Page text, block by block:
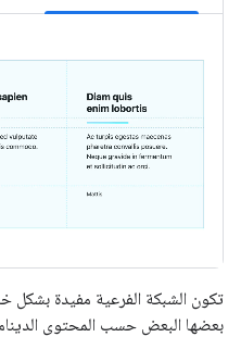
تكون الشبكة الفرعية مفيدة بشكل
بعضها البعض حسب المحتوى